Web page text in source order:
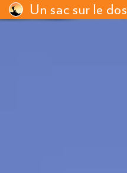
Un sac sur le dos